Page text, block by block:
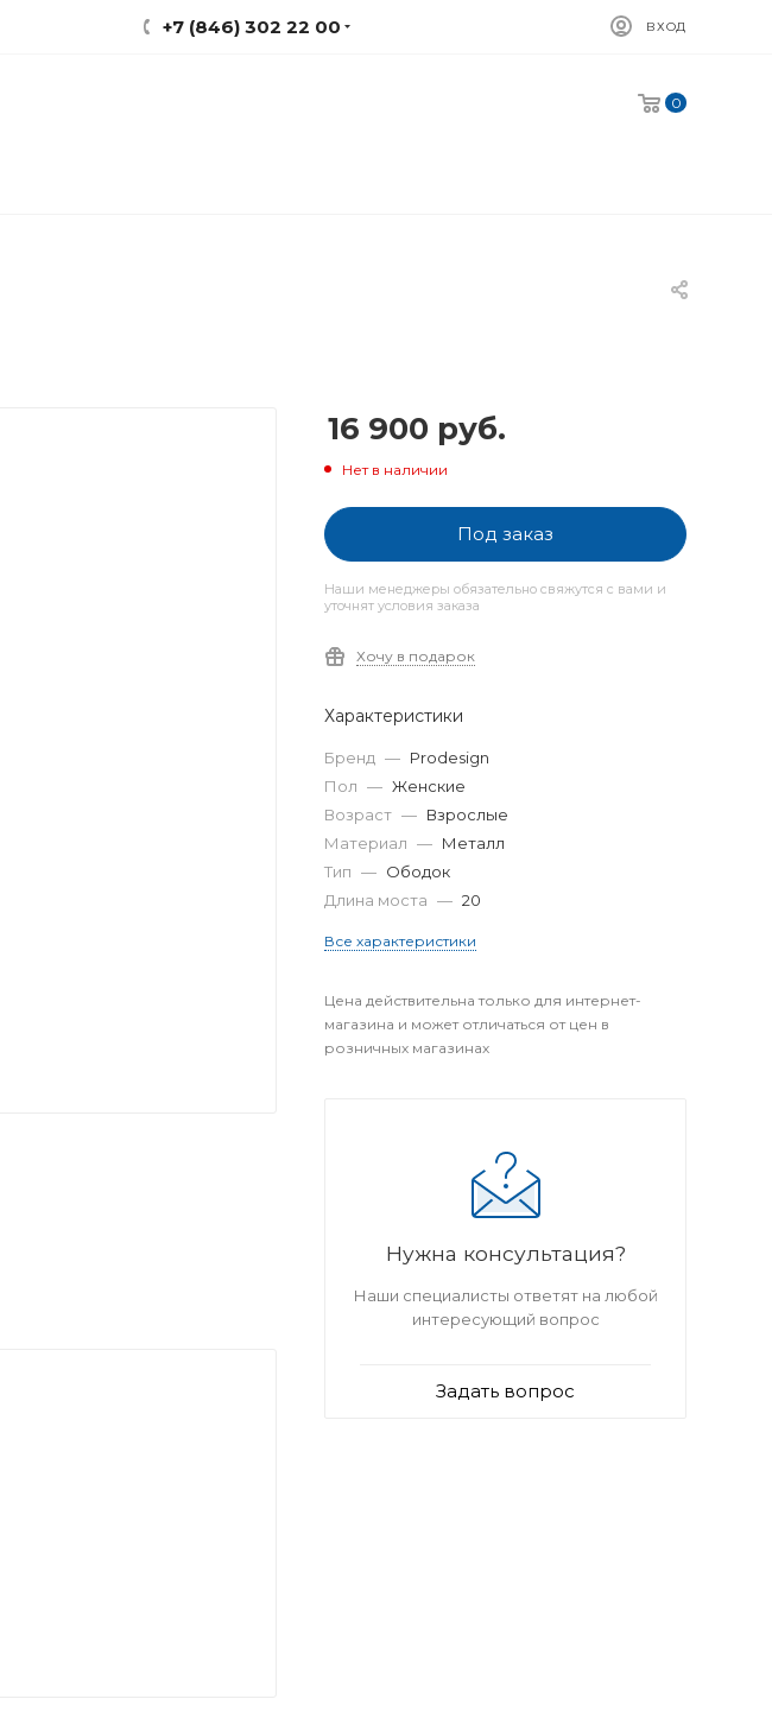
+7 (846) 302 22 00 ВХОД
0
16 900 руб.
Нет в наличии
Под заказ
Наши менеджеры обязательно свяжутся с вами и
уточнят условия заказа
Хочу в подарок
Характеристики
Бренд — Prodesign
Пол — Женские
Возраст — Взрослые
Материал — Металл
Тип — Ободок
Длина моста — 20
Все характеристики
Цена действительна только для интернет-
магазина и может отличаться от цен в
розничных магазинах
Нужна консультация?
Наши специалисты ответят на любой
интересующий вопрос
Задать вопрос